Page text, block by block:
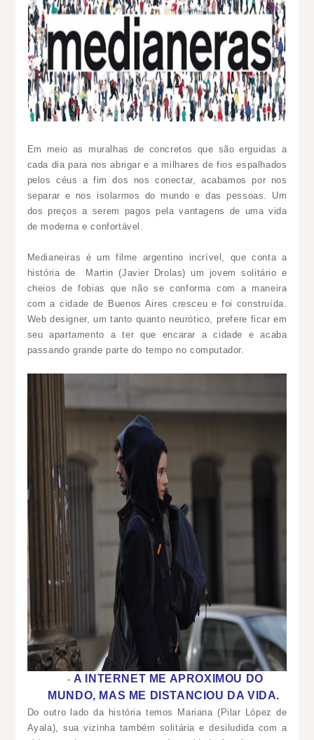
Em meio as muralhas de concretos que são erguidas a
cada dia para nos abrigar e a milhares de fios espalhados
pelos céus a fim dos nos conectar, acabamos por nos
separar e nos isolarmos do mundo e das pessoas. Um
dos preços a serem pagos pela vantagens de uma vida
de moderna e confortável.
Medianeiras é um filme argentino incrível, que conta a
história de Martin (Javier Drolas) um jovem solitário e
cheios de fobias que não se conforma com a maneira
com a cidade de Buenos Aires cresceu e foi construída.
Web designer, um tanto quanto neurótico, prefere ficar em
seu apartamento a ter que encarar a cidade e acaba
passando grande parte do tempo no computador.
A INTERNET ME APROXIMOU DO
MUNDO, MAS ME DISTANCIOU DA VIDA.
Do outro lado da história temos Mariana (Pilar López de
Ayala), sua vizinha também solitária e desiludida com a